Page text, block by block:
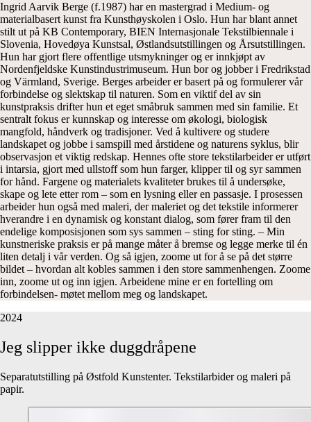
Ingrid Aarvik Berge (f.1987) har en mastergrad i Medium- og
materialbasert kunst fra Kunsthøyskolen i Oslo. Hun har blant annet
stilt ut på KB Contemporary, BIEN Internasjonale Tekstilbiennale i
Slovenia, Hovedøya Kunstsal, Østlandsutstillingen og Årsutstillingen.
Hun har gjort flere offentlige utsmykninger og er innkjøpt av
Nordenfjeldske Kunstindustrimuseum. Hun bor og jobber i Fredrikstad
og Värmland, Sverige. Berges arbeider er basert på og formulerer vår
forbindelse og slektskap til naturen. Som en viktif del av sin
kunstpraksis drifter hun et eget småbruk sammen med sin familie. Et
sentralt fokus er kunnskap og interesse om økologi, biologisk
mangfold, håndverk og tradisjoner. Ved å kultivere og studere
landskapet og jobbe i samspill med årstidene og naturens syklus, blir
observasjon et viktig redskap. Hennes ofte store tekstilarbeider er utført
i intarsia, gjort med ullstoff som hun farger, klipper til og syr sammen
for hånd. Fargene og materialets kvaliteter brukes til å undersøke,
skape og lete etter rom – som en lysning eller en passasje. I prosessen
arbeider hun også med maleri, der maleriet og det tekstile informerer
hverandre i en dynamisk og konstant dialog, som fører fram til den
endelige komposisjonen som sys sammen – sting for sting. – Min
kunstneriske praksis er på mange måter å bremse og legge merke til én
liten detalj i vår verden. Og så igjen, zoome ut for å se på det større
bildet – hvordan alt kobles sammen i den store sammenhengen. Zoome
inn, zoome ut og inn igjen. Arbeidene mine er en fortelling om
forbindelsen- møtet mellom meg og landskapet.
2024
Jeg slipper ikke duggdråpene
Separatutstilling på Østfold Kunstenter. Tekstilarbider og maleri på
papir.